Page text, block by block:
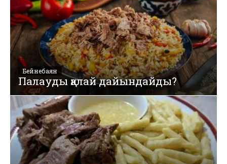
Бейнебаян
Палауды қалай дайындайды?